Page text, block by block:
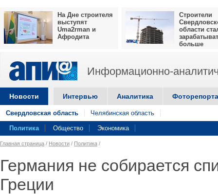
На Дне строителя
выступят
Uma2rman и
Афродита
Строители
области
больше
Информационно-
Новости Интервью Аналитика
Свердловская область Челябинская область
Политика Общество Экономика
Главная страница / Новости / Политика /
Германия не собирается
Греции